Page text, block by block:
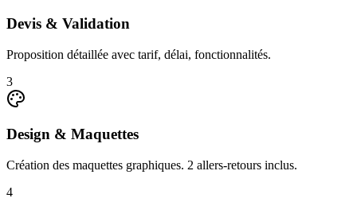
Devis & Validation
Proposition détaillée avec tarif, délai, fonctionnalités.
3
Design & Maquettes
Création des maquettes graphiques. 2 allers-retours inclus.
4